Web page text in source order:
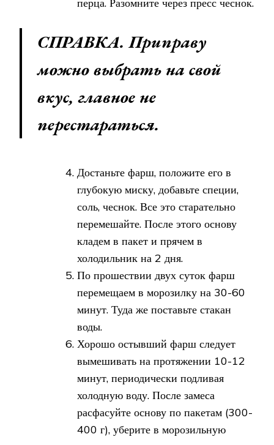
СПРАВКА. Приправу
можно выбрать на свой
вкус, главное не
перестараться.
Достаньте фарш, положите его в
глубокую миску, добавьте специи,
соль, чеснок. Все это старательно
перемешайте. После этого основу
кладем в пакет и прячем в
холодильник на 2 дня.
По прошествии двух суток фарш
перемещаем в морозилку на 30-60
минут. Туда же поставьте стакан
воды.
Хорошо остывший фарш следует
вымешивать на протяжении 10-12
минут, периодически подливая
холодную воду. После замеса
расфасуйте основу по пакетам (300-
400 г), уберите в морозильную